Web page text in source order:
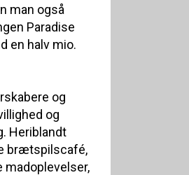
man også
Paradise
en halv mio.
og
og
Heriblandt
brætspilscafé,
madoplevelser,